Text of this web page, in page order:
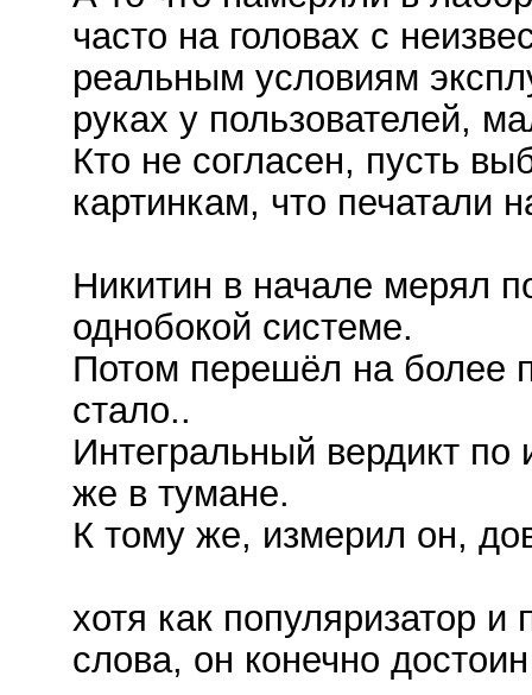
часто на головах с
реальным условиям
руках у пользователей,
Кто не согласен, пусть
картинкам, что печатали
Никитин в начале мерял
однобокой системе.
Потом перешёл на более
стало..
Интегральный вердикт
же в тумане.
К тому же, измерил он,
хотя как популяризатор
слова, он конечно